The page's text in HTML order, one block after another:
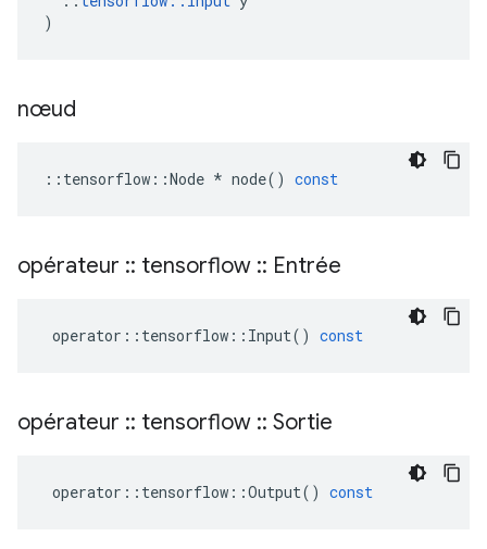
)
nœud
:: tensorflow ::Node * node() const
opérateur :: tensorflow :: Entrée
operator :: tensorflow :: Input() const
opérateur :: tensorflow :: Sortie
operator :: tensorflow ::Output() const